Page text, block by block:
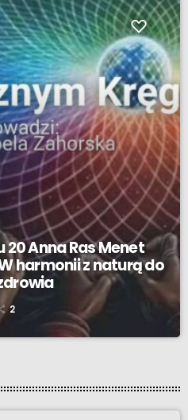
Anna Ras Menet
harmonii z naturą do
2